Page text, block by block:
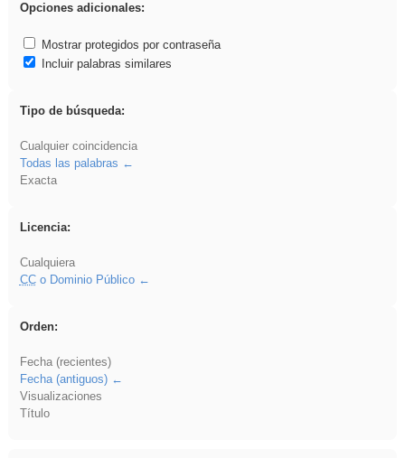
Opciones adicionales:
Mostrar protegidos por contraseña
Incluir palabras similares
Tipo de búsqueda:
Cualquier coincidencia
Todas las palabras
Exacta
Licencia:
Cualquiera
CCo Dominio Público
Orden:
Fecha (recientes)
Fecha (antiguos)
Visualizaciones
Título